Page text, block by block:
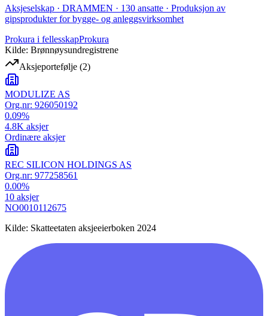
Aksjeselskap · DRAMMEN · 130 ansatte · Produksjon av
gipsprodukter for bygge- og anleggsvirksomhet
Prokura i fellesskapProkura
Kilde: Brønnøysundregistrene
Aksjeportefølje (2)
MODULIZE AS
Org.nr: 926050192
0.09%
4.8K aksjer
Ordinære aksjer
REC SILICON HOLDINGS AS
Org.nr: 977258561
0.00%
10 aksjer
NO0010112675
Kilde: Skatteetaten aksjeeierboken 2024